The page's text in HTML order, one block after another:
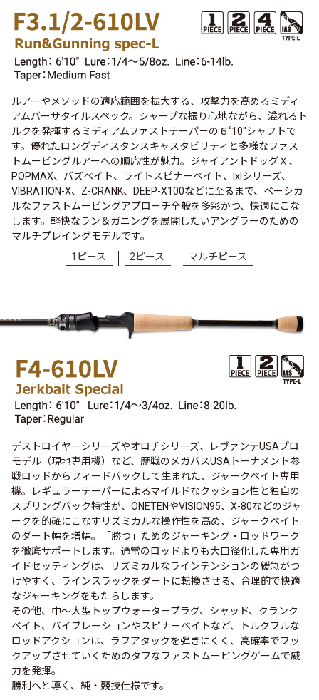
ルアーやメソッドの適応範囲を拡大する、攻撃力を高めるミディ
アムバーサタイルスペック。シャープな振り心地ながら、溢れるト
ルクを発揮するミディアムファストテーパ－の６ʻ10"シャフトで
す。優れたロングディスタンスキャスタビリティと多様なファス
トムービングルアーへの順応性が魅力。ジャイアントドッグＸ、
POPMAX、バズベイト、ライトスピナーベイト、IxIシリーズ、
VIBRATION-X、Z-CRANK、DEEP-X100などに至るまで、ベーシカ
ルなファストムービングアプローチ全般を多彩かつ、快適にこな
します。軽快なラン＆ガニングを展開したいアングラーのための
マルチプレイングモデルです。
1ピース
2ピース マルチピース
デストロイヤーシリーズやオロチシリーズ、レヴァンテUSAプロ
モデル（現地専用機）など、歴戦のメガバスUSAトーナメント参
戦ロッドからフィードバックして生まれた、ジャークベイト専用
機。レギュラーテーパーによるマイルドなクッション性と独自の
スプリングバック特性が、ONETENやVISION95、X-80などのジャ
ークを的確にこなすリズミカルな操作性を高め、ジャークベイト
のダート幅を増幅。「勝つ」ためのジャーキング・ロッドワーク
を徹底サポートします。通常のロッドよりも大口径化した専用ガ
イドセッティングは、リズミカルなラインテンションの緩急がつ
けやすく、ラインスラックをダートに転換させる、合理的で快適
なジャーキングをもたらします。
その他、中～大型トップウォータープラグ、シャッド、クランク
ベイト、バイブレーションやスピナーベイトなど、トルクフルな
ロッドアクションは、ラフアタックを弾きにくく、高確率でフッ
クアップさせていくためのタフなファストムービングゲームで威
力を発揮。
勝利へと導く、純・競技仕様です。